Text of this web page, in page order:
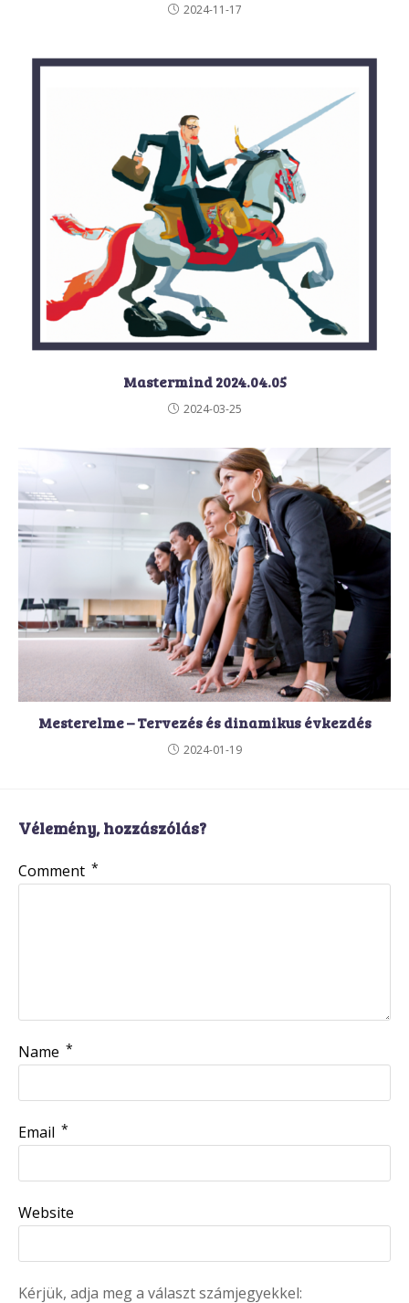
2024-11-17
Mastermind 2024.04.05
2024-03-25
Mesterelme – Tervezés és dinamikus évkezdés
2024-01-19
Vélemény, hozzászólás?
Comment *
Name *
Email *
Website
Kérjük, adja meg a választ számjegyekkel: